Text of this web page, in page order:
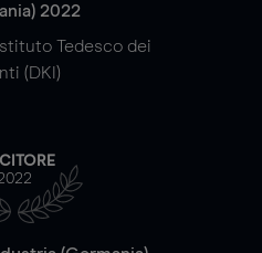
2022
Tedesco dei
(DKI)